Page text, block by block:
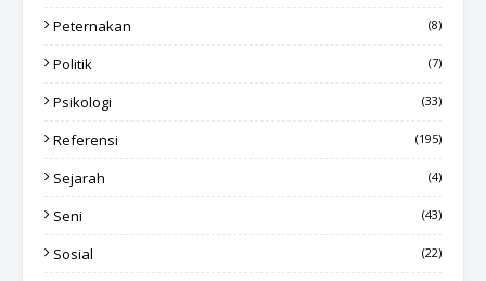
Peternakan (8)
Politik (7)
Psikologi (33)
Referensi (195)
Sejarah (4)
Seni (43)
Sosial (22)